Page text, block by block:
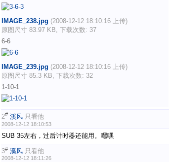
IMAGE_238.jpg (2008-12-12 18:10:16 上传)
原图尺寸 83.97 KB, 下载次数: 37
6-6
IMAGE_239.jpg (2008-12-12 18:10:16 上传)
原图尺寸 85.3 KB, 下载次数: 32
1-10-1
2# 溪风 只看他
2008-12-12 18:10:53
SUB 35左右，过后计时器还能用。嘿嘿
3# 溪风 只看他
2008-12-12 18:11:26